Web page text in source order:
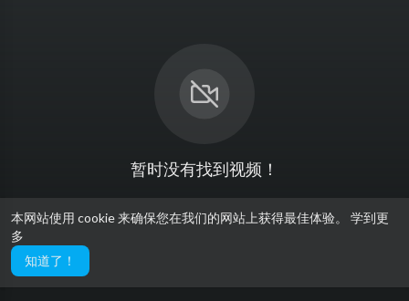
本网站使用 cookie 来确保您在我们的网站上获得最佳体验。 学到更
多
知道了！
暂时没有找到视频！